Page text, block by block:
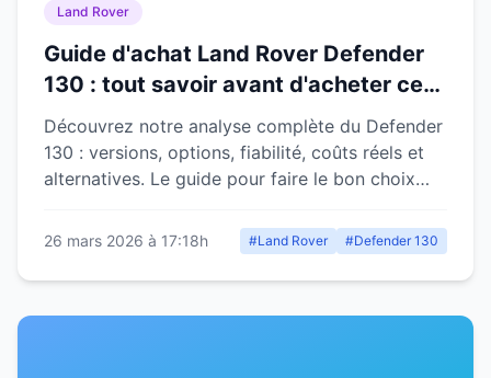
Land Rover
Guide d'achat Land Rover Defender
130 : tout savoir avant d'acheter ce
4x4 familial
Découvrez notre analyse complète du Defender
130 : versions, options, fiabilité, coûts réels et
alternatives. Le guide pour faire le bon choix
26 mars 2026 à 17:18h #Land Rover #Defender 130